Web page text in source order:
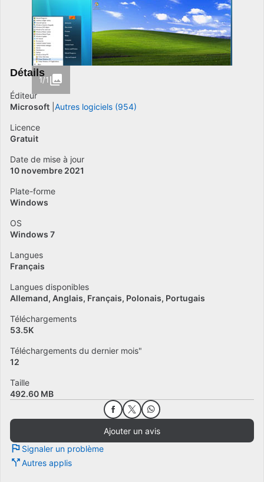
1/1
Détails
Éditeur
Microsoft Autres logiciels (954)
Licence
Gratuit
Date de mise à jour
10 novembre 2021
Plate-forme
Windows
OS
Windows 7
Langues
Français
Langues disponibles
Allemand Anglais Français Polonais Portugais
Téléchargements
53.5K
Téléchargements du dernier mois"
12
Taille
492.60 MB
Ajouter un avis
Signaler un problème
Autres applis